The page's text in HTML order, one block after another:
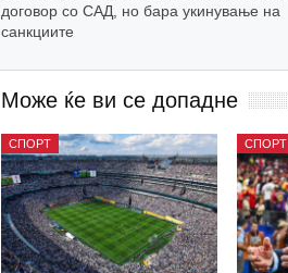
договор со САД, но бара укинување на
санкциите
Може ќе ви се допадне
СПОРТ СПОРТ